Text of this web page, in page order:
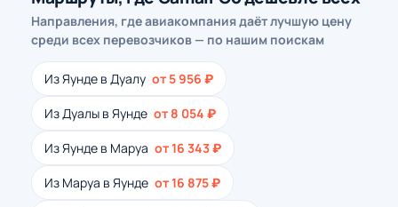
Направления, где авиакомпания даёт лучшую цену
среди всех перевозчиков — по нашим поискам
Из Яунде в Дуалу от 5 956 ₽
Из Дуалы в Яунде от 8 054 ₽
Из Яунде в Маруа от 16 343 ₽
Из Маруа в Яунде от 16 875 ₽